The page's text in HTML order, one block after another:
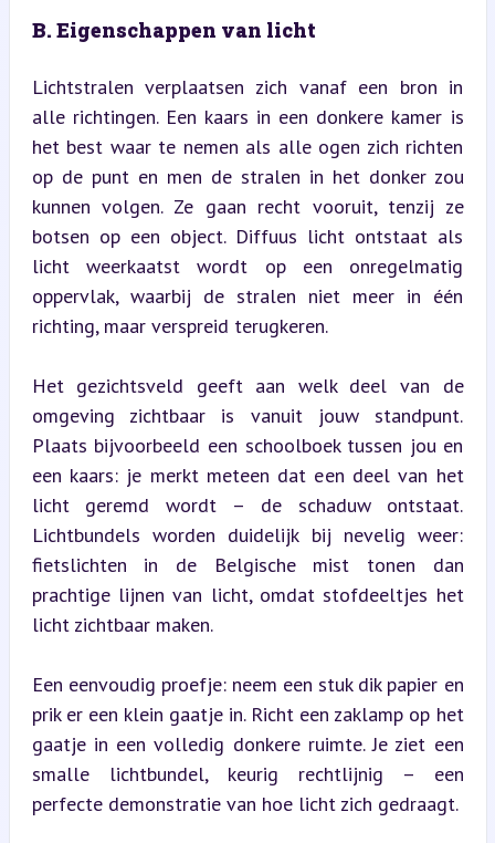
B. Eigenschappen van licht
Lichtstralen verplaatsen zich vanaf een bron in
alle richtingen. Een kaars in een donkere kamer is
het best waar te nemen als alle ogen zich richten
op de punt en men de stralen in het donker zou
kunnen volgen. Ze gaan recht vooruit, tenzij ze
botsen op een object. Diffuus licht ontstaat als
licht weerkaatst wordt op een onregelmatig
oppervlak, waarbij de stralen niet meer in één
richting, maar verspreid terugkeren.
Het gezichtsveld geeft aan welk deel van de
omgeving zichtbaar is vanuit jouw standpunt.
Plaats bijvoorbeeld een schoolboek tussen jou en
een kaars: je merkt meteen dat een deel van het
licht geremd wordt – de schaduw ontstaat.
Lichtbundels worden duidelijk bij nevelig weer:
fietslichten in de Belgische mist tonen dan
prachtige lijnen van licht, omdat stofdeeltjes het
licht zichtbaar maken.
Een eenvoudig proefje: neem een stuk dik papier en
prik er een klein gaatje in. Richt een zaklamp op het
gaatje in een volledig donkere ruimte. Je ziet een
smalle lichtbundel, keurig rechtlijnig – een
perfecte demonstratie van hoe licht zich gedraagt.